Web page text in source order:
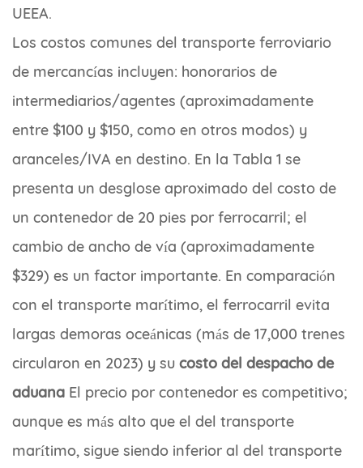
UEEA.
Los costos comunes del transporte ferroviario
de mercancías incluyen: honorarios de
intermediarios/agentes (aproximadamente
entre $100 y $150, como en otros modos) y
aranceles/IVA en destino. En la Tabla 1 se
presenta un desglose aproximado del costo de
un contenedor de 20 pies por ferrocarril; el
cambio de ancho de vía (aproximadamente
$329) es un factor importante. En comparación
con el transporte marítimo, el ferrocarril evita
largas demoras oceánicas (más de 17,000 trenes
circularon en 2023) y su costo del despacho de
aduana El precio por contenedor es competitivo;
aunque es más alto que el del transporte
marítimo, sigue siendo inferior al del transporte